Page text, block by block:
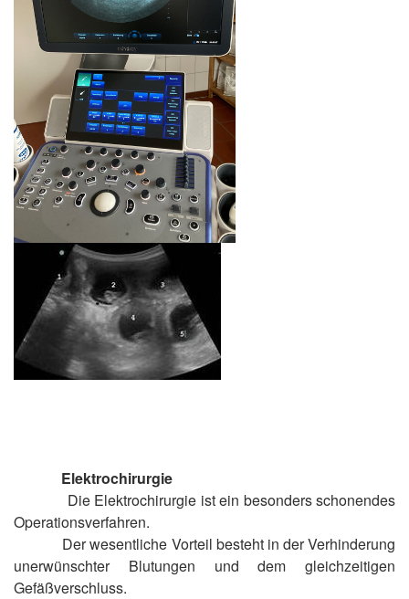
Elektrochirurgie
Die Elektrochirurgie ist ein besonders schonendes
Operationsverfahren.
Der wesentliche Vorteil besteht in der Verhinderung
unerwünschter Blutungen und dem gleichzeitigen
Gefäßverschluss.